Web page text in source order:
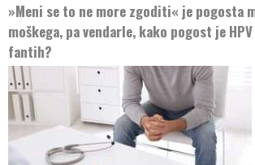
»Meni se to ne more zgoditi« je pogosta
moškega, pa vendarle, kako pogost je
fantih?